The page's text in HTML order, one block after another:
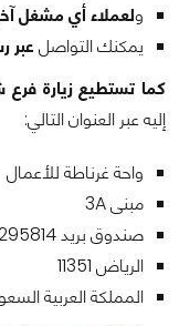
ولعملاء أي مشغل آخر
يمكنك التواصل عبر
كما تستطيع زيارة فرع
إليه عبر العنوان التالي:
واحة غرناطة للأعمال
مبنى 3A
صندوق بريد 295814
الرياض 11351
المملكة العربية